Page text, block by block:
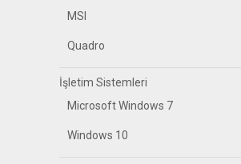
MSI
Quadro
İşletim Sistemleri
Microsoft Windows 7
Windows 10